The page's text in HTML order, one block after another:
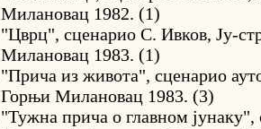
Милановац 1982. (1)
"Цврц", сценарио С. Ивков, Ју-
Милановац 1983. (1)
"Прича из живота", сценарио
Горњи Милановац 1983. (3)
"Тужна прича о главном